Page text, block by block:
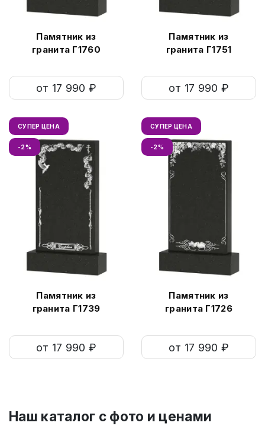
Памятник из
гранита Г1760
от 17 990 ₽
Памятник из
гранита Г1751
от 17 990 ₽
СУПЕР ЦЕНА
-2%
Памятник из
гранита Г1739
от 17 990 ₽
СУПЕР ЦЕНА
-2%
Памятник из
гранита Г1726
от 17 990 ₽
Наш каталог c фото и ценами